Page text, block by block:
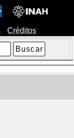
Créditos